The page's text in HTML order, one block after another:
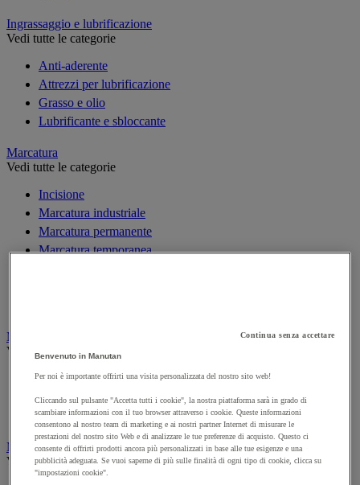
Ingrassaggio e lubrificazione
Vedi tutte le categorie
Anti-aderente
Attrezzi per lubrificazione
Grasso e olio
Lubrificante e sbloccante
Marcatura
Vedi tutte le categorie
Incisione
Marcatura industriale
Marcatura permanente
Marcatura temporanea
Materiali per la finitura e l'edilizia
Vedi tutte le categorie
Cemento, calcestruzzo e conglomerato bituminoso
Colla e pareti da pavimento
Mortaio
Minuteria
Vedi tutte le categorie
Continua senza accettare
Benvenuto in Manutan
Per noi è importante offrirti una visita personalizzata del nostro sito web!
Cliccando sul pulsante "Accetta tutti i cookie", la nostra piattaforma sarà in grado di
scambiare informazioni con il tuo browser attraverso i cookie. Queste informazioni
consentono al nostro team di marketing e ai nostri partner Internet di misurare le
prestazioni del nostro sito Web e di analizzare le tue preferenze di acquisto. Questo ci
consente di offrirti prodotti ancora più personalizzati in base alle tue esigenze e una
pubblicità adeguata. Se vuoi saperne di più sulle finalità di ogni tipo di cookie, clicca su
"impostazioni cookie".